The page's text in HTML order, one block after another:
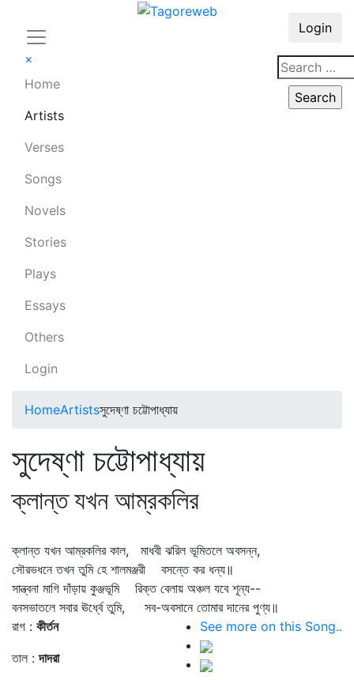
×
Home
Artists
Verses
Songs
Novels
Stories
Plays
Essays
Others
Login
Login
HomeArtistsসুদেষ্ণা চট্টোপাধ্যায়
সুদেষ্ণা চট্টোপাধ্যায়
ক্লান্ত যখন আম্রকলির
ক্লান্ত যখন আম্রকলির কাল, মাধবী ঝরিল ভূমিতলে অবসন্ন,
সৌরভধনে তখন তুমি হে শালমঞ্জরী বসন্তে কর ধন্য॥
সান্ত্বনা মাগি দাঁড়ায় কুঞ্জভূমি রিক্ত বেলায় অঞ্চল যবে শূন্য--
বনসভাতলে সবার ঊর্ধ্বে তুমি, সব-অবসানে তোমার দানের পুণ্য॥
রাগ : কীর্তন
তাল :দাদরা
See more on this Song..